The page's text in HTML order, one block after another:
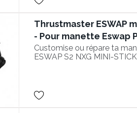
Thrustmaster ESWAP
- Pour manette Eswap
Customise ou répare ta
ESWAP S2 NXG MINI-STICK